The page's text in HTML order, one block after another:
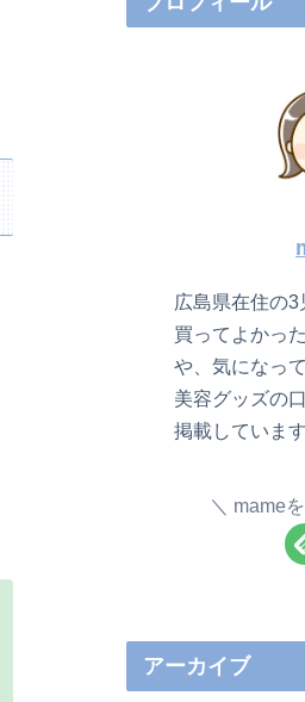
広島県在住の3
買ってよかっ
や、気になっ
美容グッズの
掲載していま
mame
アーカイブ